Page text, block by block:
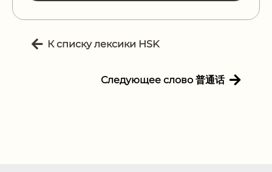
К списку лексики HSK
Следующее слово 普通话